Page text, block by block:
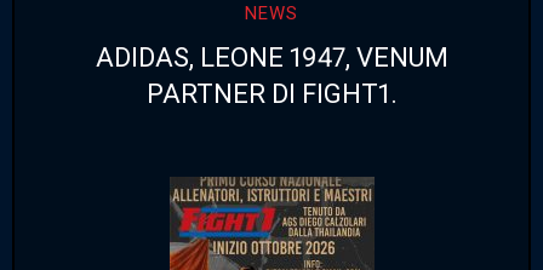
NEWS
ADIDAS, LEONE 1947, VENUM
PARTNER DI FIGHT1.